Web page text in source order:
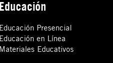
Educación
Educación Presencial
Educación en Línea
Materiales Educativos